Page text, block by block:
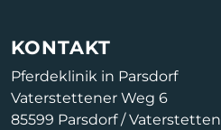
KONTAKT
Pferdeklinik in Parsdorf
Vaterstettener Weg 6
85599 Parsdorf / Vaterstetten